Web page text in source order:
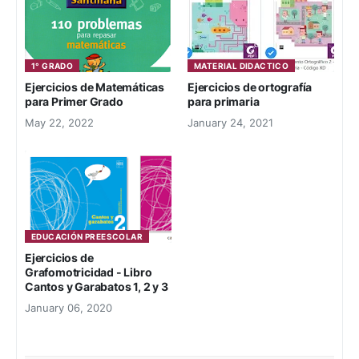
1° GRADO
Ejercicios de Matemáticas
para Primer Grado
May 22, 2022
MATERIAL DIDACTICO
Ejercicios de ortografía
para primaria
January 24, 2021
EDUCACIÓN PREESCOLAR
Ejercicios de
Grafomotricidad - Libro
Cantos y Garabatos 1, 2 y 3
January 06, 2020